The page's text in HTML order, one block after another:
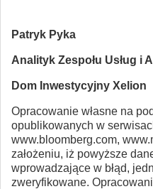
Patryk Pyka
Analityk Zespołu Usług i
Dom Inwestycyjny Xelion
Opracowanie własne na
opublikowanych w
www.bloomberg.com,
założeniu, iż powyższe
wprowadzające w błąd,
zweryfikowane.